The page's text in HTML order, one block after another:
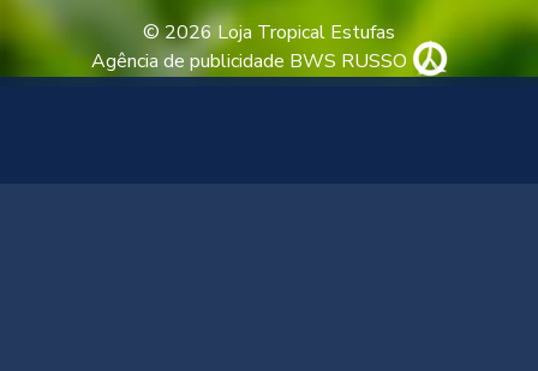
© 2026 Loja Tropical Estufas
Agência de publicidade BWS RUSSO